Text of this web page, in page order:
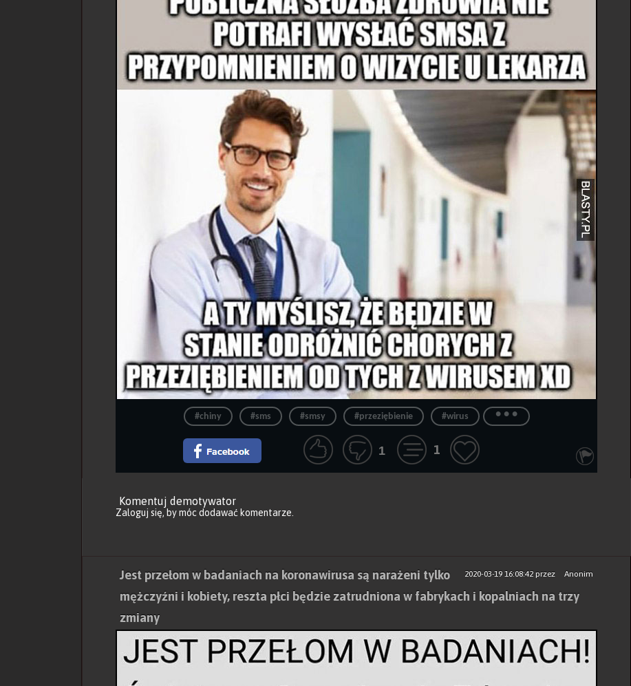
#chiny #sms #smsy #przeziębienie #wirus ...
1 1
Komentuj demotywator
Zaloguj się, by móc dodawać komentarze.
2020-03-19 16:08:42przez Anonim
Jest przełom w badaniach na koronawirusa są narażeni tylko
mężczyźni i kobiety, reszta płci będzie zatrudniona w fabrykach i kopalniach na trzy
zmiany